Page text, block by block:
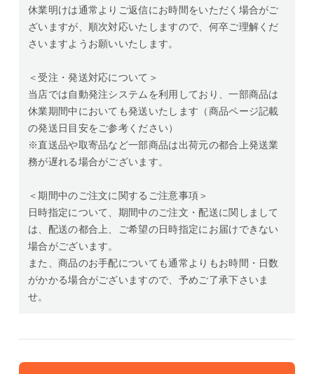
休業明けは通常よりご返信にお時間をいただく場合がご
ざいますが、順次対応いたしますので、何卒ご理解くだ
さいますようお願いいたします。
＜受注・発送対応について＞
当店では自動発注システムを利用しており、一部商品は
休業期間中においても発送いたします（商品ページ記載
の発送日目安をご参考ください）
※直送品や取寄品など一部商品は出荷元の都合上発送業
務が遅れる場合がございます。
＜期間中のご注文に関するご注意事項＞
日時指定について、期間中のご注文・配送に関しまして
は、配送の都合上、ご希望の日時指定にお届けできない
場合がございます。
また、商品のお手配についても通常よりもお時間・日数
がかかる場合がございますので、予めご了承下さいま
せ。